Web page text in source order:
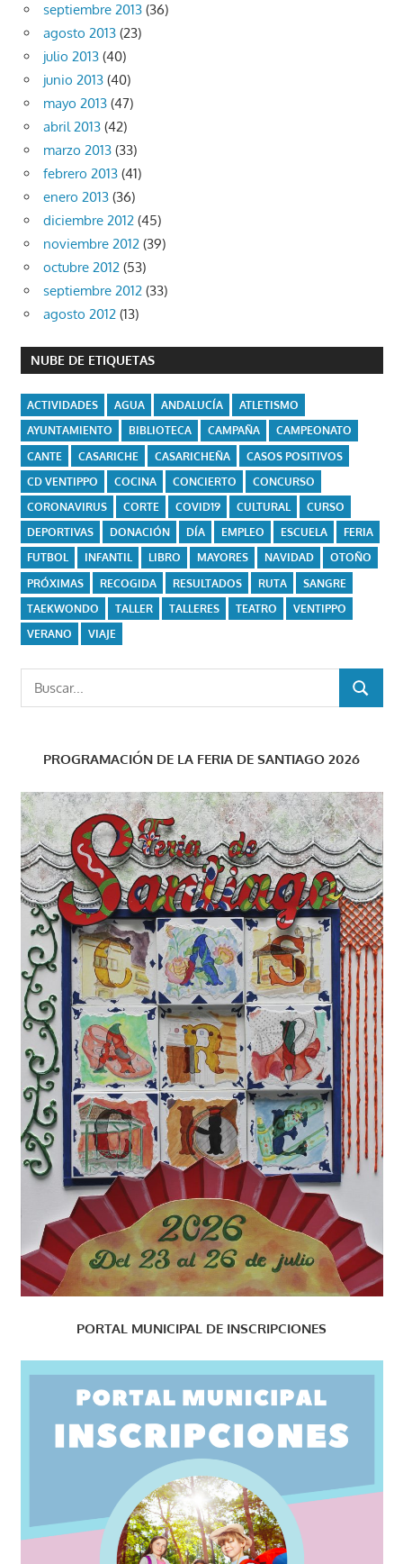
septiembre 2013 (36)
agosto 2013 (23)
julio 2013 (40)
junio 2013 (40)
mayo 2013 (47)
abril 2013 (42)
marzo 2013 (33)
febrero 2013 (41)
enero 2013 (36)
diciembre 2012 (45)
noviembre 2012 (39)
octubre 2012 (53)
septiembre 2012 (33)
agosto 2012 (13)
NUBE DE ETIQUETAS
ACTIVIDADES AGUA ANDALUCÍA
ATLETISMO
AYUNTAMIENTO
BIBLIOTECA CAMPAÑA
CAMPEONATO
CANTE
CASARICHE CASARICHEÑA
CASOS POSITIVOS
CD VENTIPPO
COCINA CONCIERTO
CONCURSO
CORONAVIRUS
CORTE COVID19 CULTURAL
CURSO
DEPORTIVAS
DONACIÓN DÍA EMPLEO ESCUELA
FERIA
FUTBOL
INFANTIL LIBRO MAYORES NAVIDAD
OTOÑO
PRÓXIMAS
RECOGIDA RESULTADOS RUTA
SANGRE
TAEKWONDO
TALLER TALLERES TEATRO
VENTIPPO
VERANO
VIAJE
Buscar:
BUSCAR
PROGRAMACIÓN DE LA FERIA DE SANTIAGO 2026
PORTAL MUNICIPAL DE INSCRIPCIONES